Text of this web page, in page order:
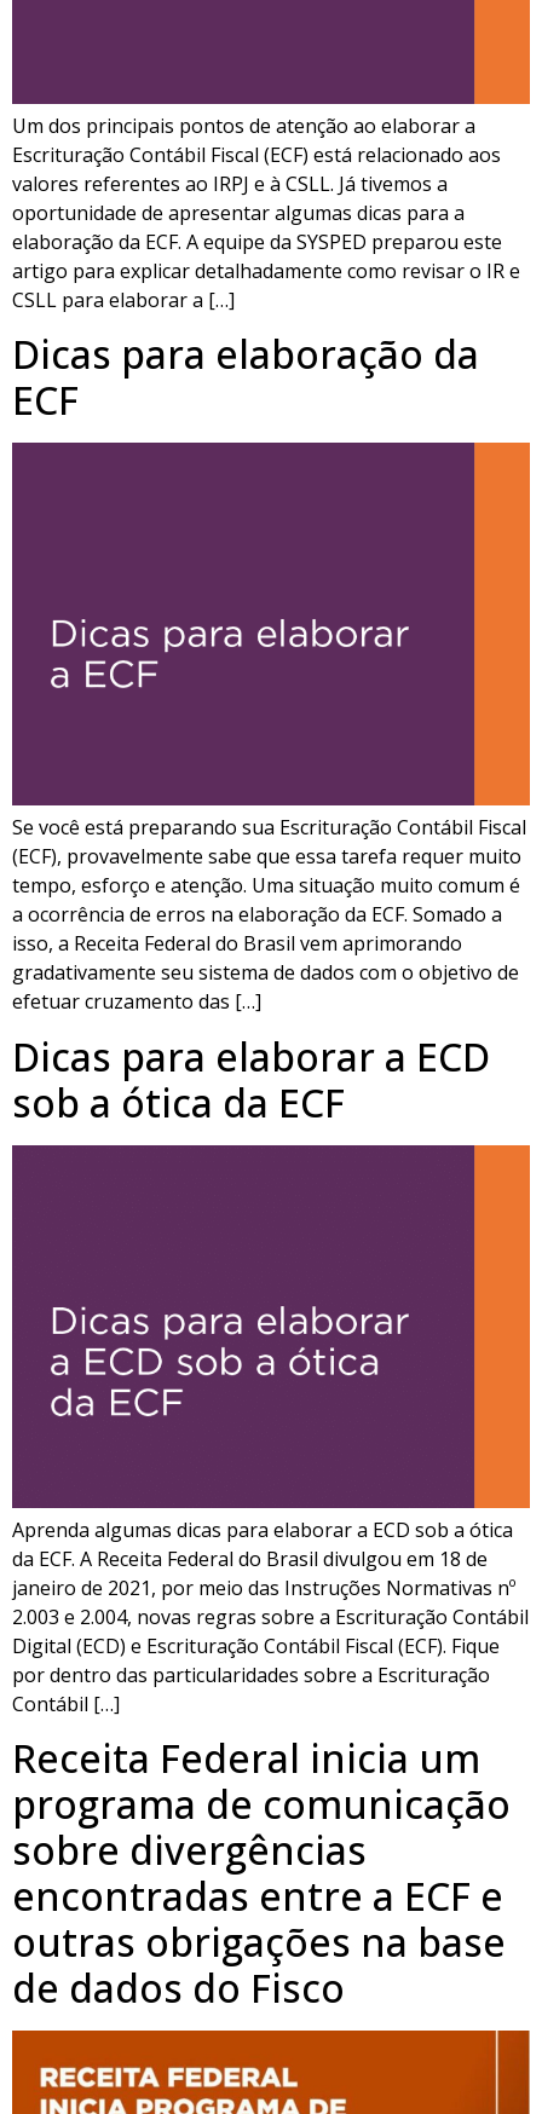
Um dos principais pontos de atenção ao elaborar a
Escrituração Contábil Fiscal (ECF) está relacionado aos
valores referentes ao IRPJ e à CSLL. Já tivemos a
oportunidade de apresentar algumas dicas para a
elaboração da ECF. A equipe da SYSPED preparou este
artigo para explicar detalhadamente como revisar o IR e
CSLL para elaborar a […]
Dicas para elaboração da
ECF
Se você está preparando sua Escrituração Contábil Fiscal
(ECF), provavelmente sabe que essa tarefa requer muito
tempo, esforço e atenção. Uma situação muito comum é
a ocorrência de erros na elaboração da ECF. Somado a
isso, a Receita Federal do Brasil vem aprimorando
gradativamente seu sistema de dados com o objetivo de
efetuar cruzamento das […]
Dicas para elaborar a ECD
sob a ótica da ECF
Aprenda algumas dicas para elaborar a ECD sob a ótica
da ECF. A Receita Federal do Brasil divulgou em 18 de
janeiro de 2021, por meio das Instruções Normativas nº
2.003 e 2.004, novas regras sobre a Escrituração Contábil
Digital (ECD) e Escrituração Contábil Fiscal (ECF). Fique
por dentro das particularidades sobre a Escrituração
Contábil […]
Receita Federal inicia um
programa de comunicação
sobre divergências
encontradas entre a ECF e
outras obrigações na base
de dados do Fisco